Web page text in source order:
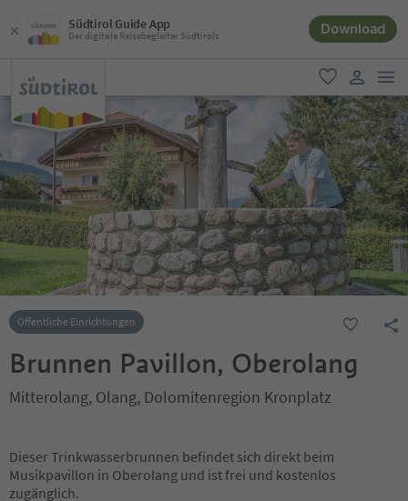
Südtirol Guide App
Der digitale Reisebegleiter Südtirols Download
favorit
user link
Öffentliche Einrichtungen
Brunnen Pavillon, Oberolang
Mitterolang, Olang, Dolomitenregion Kronplatz
Dieser Trinkwasserbrunnen befindet sich direkt beim
Musikpavillon in Oberolang und ist frei und kostenlos
zugänglich.